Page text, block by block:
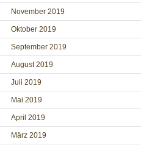
November 2019
Oktober 2019
September 2019
August 2019
Juli 2019
Mai 2019
April 2019
März 2019